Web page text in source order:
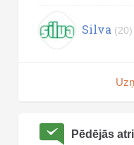
Silva (20)
Pēdējās